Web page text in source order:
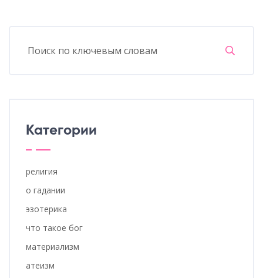
Категории
религия
о гадании
эзотерика
что такое бог
материализм
атеизм